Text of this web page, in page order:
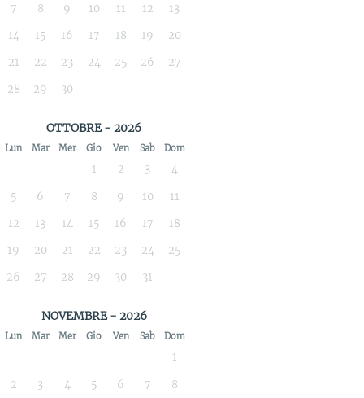
7
8 9 10 11 12
13
14
15 16 17 18 19
20
21
22 23 24 25 26
27
28
29 30
OTTOBRE - 2026
Lun Mar Mer Gio Ven Sab Dom
1 2 3
4
5
6 7 8 9 10
11
12
13 14 15 16 17
18
19
20 21 22 23 24
25
26
27 28 29 30 31
NOVEMBRE - 2026
Lun Mar Mer Gio Ven Sab Dom
1
2
3 4 5 6 7
8